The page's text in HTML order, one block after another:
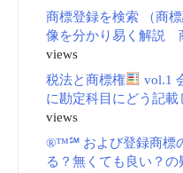
商標登録を検索 （商標
像を分かり易く解説
views
税法と商標権
vol.1
に勘定科目にどう記
views
®™℠ および登録商標
る？無くても良い？の